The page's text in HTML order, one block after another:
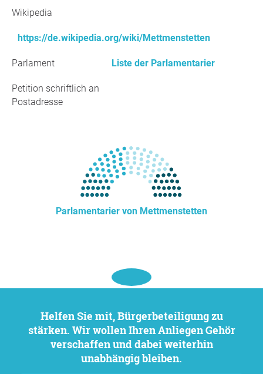
Wikipedia
https://de.wikipedia.org/wiki/Mettmenstetten
Parlament Liste der Parlamentarier
Petition schriftlich an
Postadresse
Parlamentarier von Mettmenstetten
Helfen Sie mit, Bürgerbeteiligung zu
stärken. Wir wollen Ihren Anliegen Gehör
verschaffen und dabei weiterhin
unabhängig bleiben.